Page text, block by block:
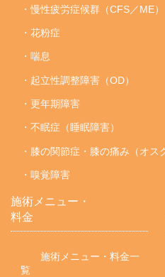
・慢性疲労症候群（CFS／ME）
・花粉症
・喘息
・起立性調整障害（OD）
・更年期障害
・不眠症（睡眠障害）
・膝の関節症・膝の痛み（オス
・嗅覚障害
施術メニュー・
料金
施術メニュー・料金一
覧